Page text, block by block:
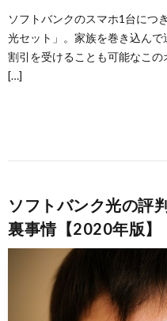
ソフトバンクのスマホ1台につ
光セット」。家族を巻き込ん
割引を受けることも可能なこ
[…]
ソフトバンク光の評
裏事情【2020年版】